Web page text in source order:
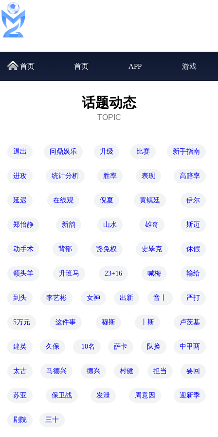
首页 首页 APP 游戏
话题动态
TOPIC
退出 问鼎娱乐 升级 比赛 新手指南
进攻 统计分析 胜率 表现 高赔率
延迟 在线观 倪夏 黄镇廷 伊尔
郑怡静 新韵 山水 雄奇 斯迈
动手术 背部 豁免权 史翠克 休假
领头羊 升班马 23+16 喊梅 输给
到头 李艺彬 女神 出新 音丨 严打
5万元 这件事 穆斯 丨斯 卢茨基
建英 久保 -10名 萨卡 队换 中甲两
太古 马德兴 德兴 村健 担当 要回
苏亚 保卫战 发泄 周意因 迎新季
剧院 三十